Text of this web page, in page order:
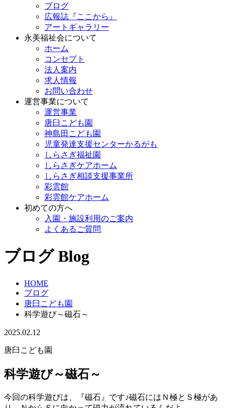
ブログ
広報誌『ここから』
アートギャラリー
永美福祉会について
ホーム
コンセプト
法人案内
求人情報
お問い合わせ
運営事業について
運営事業
唐臼こども園
神島田こども園
児童発達支援センターかるがも
しらさぎ福祉園
しらさぎケアホーム
しらさぎ相談支援事業所
彩雲館
彩雲館ケアホーム
初めての方へ
入園・施設利用のご案内
よくあるご質問
ブログ Blog
HOME
ブログ
唐臼こども園
科学遊び～磁石～
2025.02.12
唐臼こども園
科学遊び～磁石～
今回の科学遊びは、『磁石』です♪磁石にはＮ極とＳ極があ